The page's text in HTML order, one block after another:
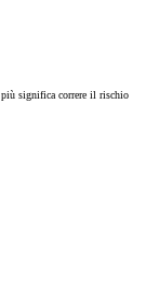
significa correre il rischio